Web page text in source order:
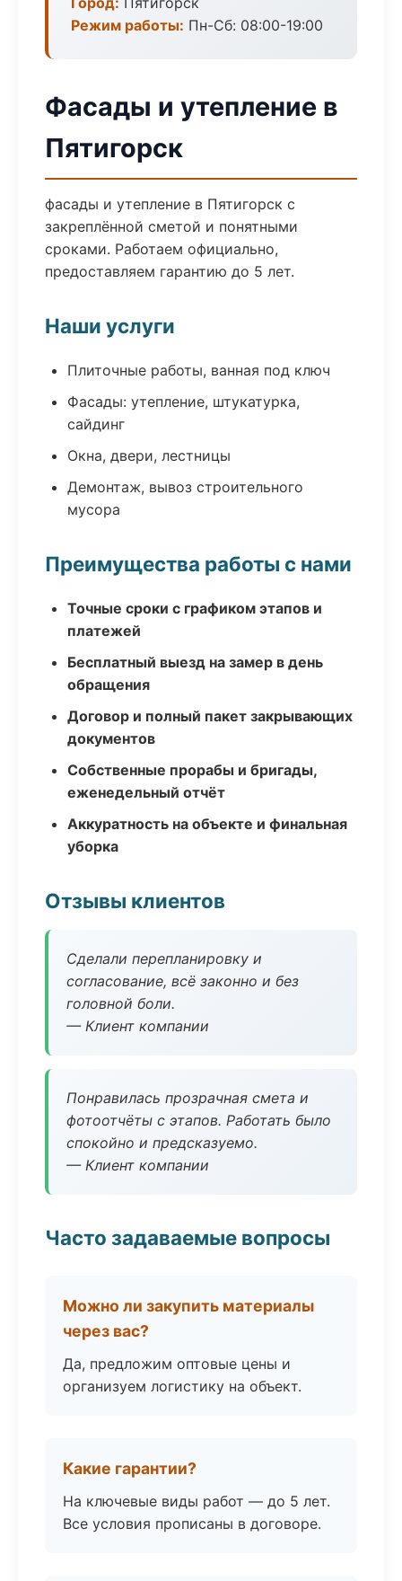
Режим работы: Пн-Сб: 08:00-19:00
Фасады и утепление в
Пятигорск
фасады и утепление в Пятигорск с
закреплённой сметой и понятными
сроками. Работаем официально,
предоставляем гарантию до 5 лет.
Наши услуги
Плиточные работы, ванная под ключ
Фасады: утепление, штукатурка,
сайдинг
Окна, двери, лестницы
Демонтаж, вывоз строительного
мусора
Преимущества работы с нами
Точные сроки с графиком этапов и
платежей
Бесплатный выезд на замер в день
обращения
Договор и полный пакет закрывающих
документов
Собственные прорабы и бригады,
еженедельный отчёт
Аккуратность на объекте и финальная
уборка
Отзывы клиентов
Сделали перепланировку и
согласование, всё законно и без
головной боли.
— Клиент компании
Понравилась прозрачная смета и
фотоотчёты с этапов. Работать было
спокойно и предсказуемо.
— Клиент компании
Часто задаваемые вопросы
Можно ли закупить материалы
через вас?
Да, предложим оптовые цены и
организуем логистику на объект.
Какие гарантии?
На ключевые виды работ — до 5 лет.
Все условия прописаны в договоре.